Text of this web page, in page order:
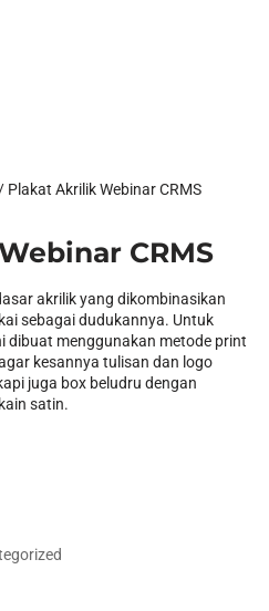
Plakat Akrilik Webinar CRMS
CRMS
akrilik yang dikombinasikan
sebagai dudukannya. Untuk
dibuat menggunakan metode print
kesannya tulisan dan logo
juga box beludru dengan
satin.